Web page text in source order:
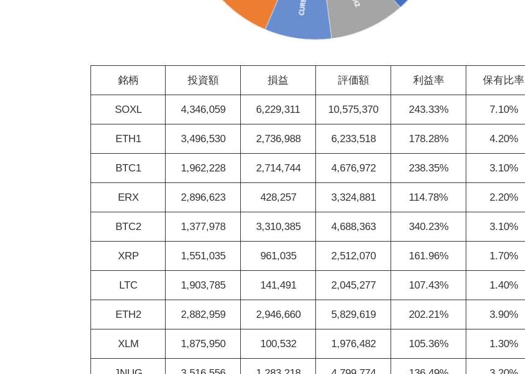
銘柄 投資額 損益 評価額 利益率 保有比率
SOXL 4,346,059 6,229,311 10,575,370 243.33% 7.10%
ETH1 3,496,530 2,736,988 6,233,518 178.28% 4.20%
BTC1 1,962,228 2,714,744 4,676,972 238.35% 3.10%
ERX 2,896,623 428,257 3,324,881 114.78% 2.20%
BTC2 1,377,978 3,310,385 4,688,363 340.23% 3.10%
XRP 1,551,035 961,035 2,512,070 161.96% 1.70%
LTC 1,903,785 141,491 2,045,277 107.43% 1.40%
ETH2 2,882,959 2,946,660 5,829,619 202.21% 3.90%
XLM 1,875,950 100,532 1,976,482 105.36% 1.30%